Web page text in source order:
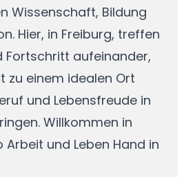
Wissenschaft, Bildung
Hier, in Freiburg, treffen
Fortschritt aufeinander,
zu einem idealen Ort
und Lebensfreude in
Willkommen in
Arbeit und Leben Hand in